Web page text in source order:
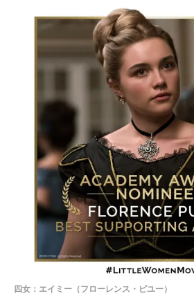
四女：エイミー（フローレンス・ピユー）